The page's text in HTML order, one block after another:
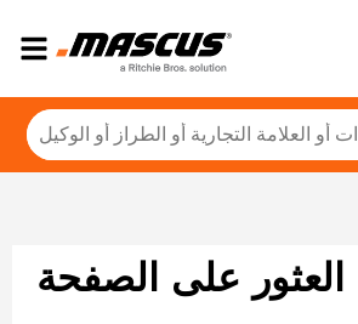
العثور على الصفحة